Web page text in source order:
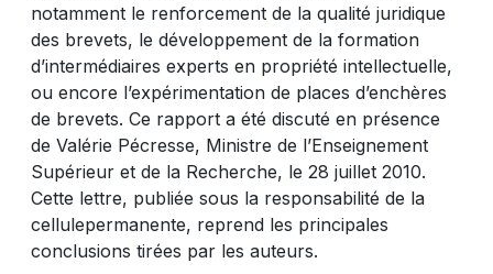
notamment le renforcement de la qualité juridique
des brevets, le développement de la formation
d’intermédiaires experts en propriété intellectuelle,
ou encore l’expérimentation de places d’enchères
de brevets. Ce rapport a été discuté en présence
de Valérie Pécresse, Ministre de l’Enseignement
Supérieur et de la Recherche, le 28 juillet 2010.
Cette lettre, publiée sous la responsabilité de la
cellulepermanente, reprend les principales
conclusions tirées par les auteurs.